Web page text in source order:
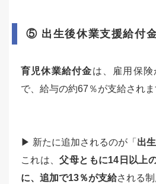
⑤ 出生後休業支援給付
育児休業給付金は、雇用保
で、給与の約67％が支給されま
▶ 新たに追加されるのが「 出
これは、父母ともに14日以上
に、追加で13％が支給される制